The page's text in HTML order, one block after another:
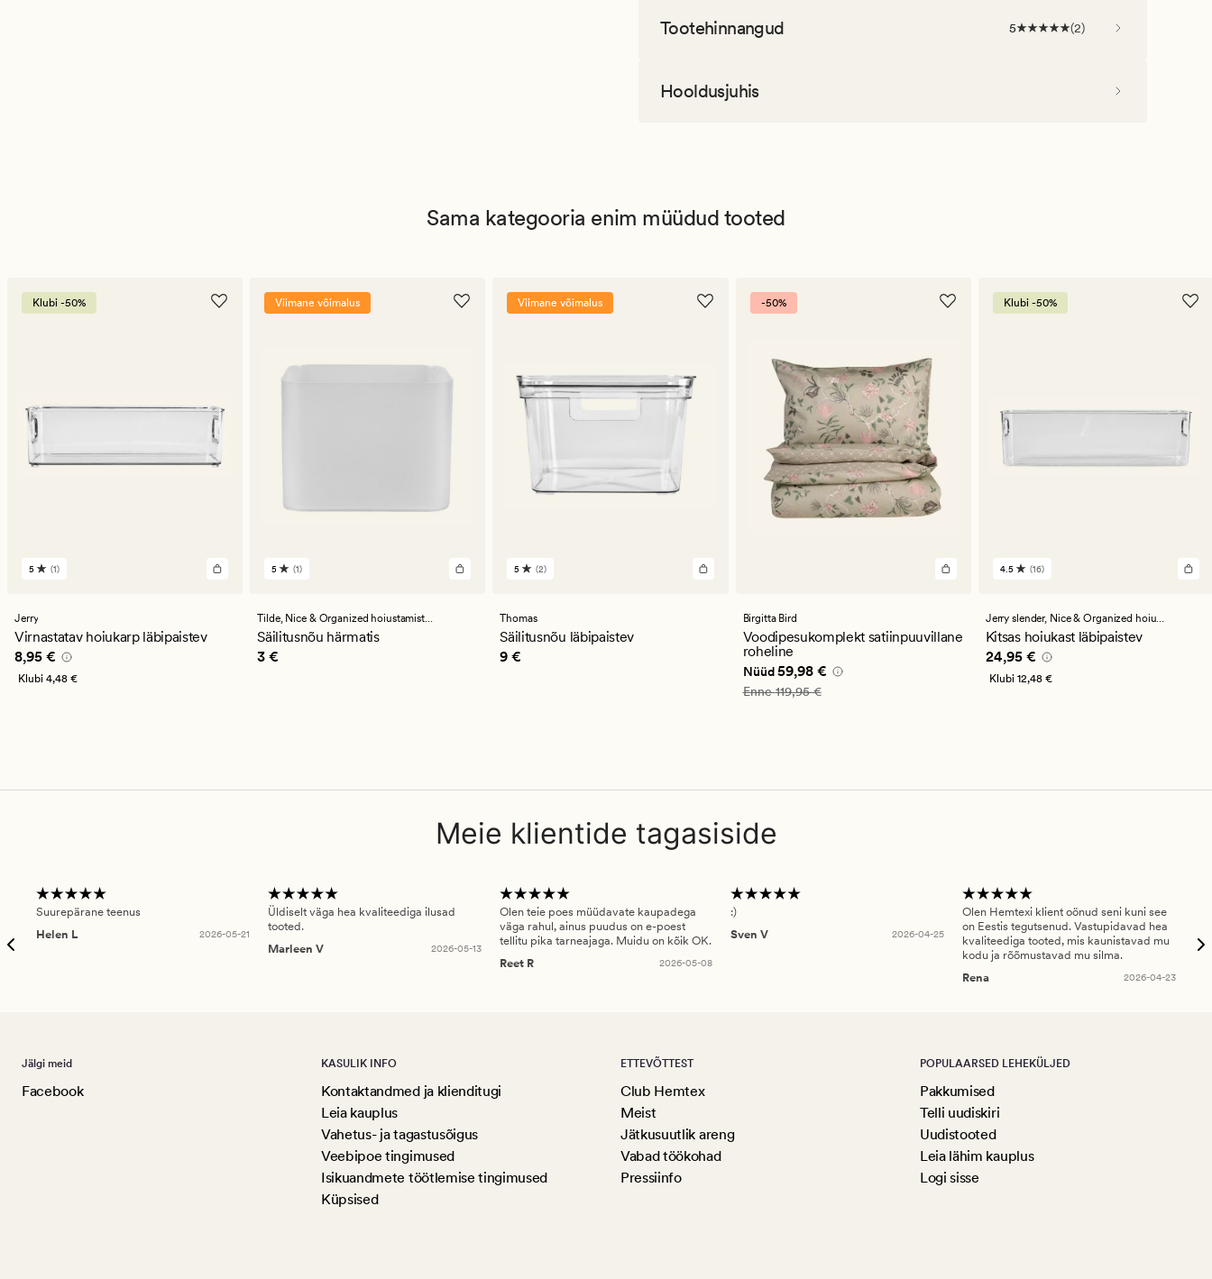
Tootehinnangud 5 (2)
Hooldusjuhis
Sama kategooria enim müüdud tooted
Klubi -50%
1
hinnanguga
5
5 (1)
Jerry
Virnastatav hoiukarp läbipaistev
Pris_ee 8,95 €
8,95 €
Klubi 4,48 €
Viimane võimalus
1
hinnanguga
5
5 (1)
Tilde, Nice & Organized hoiustamistooted
Säilitusnõu härmatis
Pris_ee
3 €
Viimane võimalus
2
hinnanguga
5
5 (2)
Thomas
Säilitusnõu läbipaistev
Pris_ee
9 €
-50%
Birgitta Bird
Voodipesukomplekt satiinpuuvillane
roheline
Nåværende pris_ee
Nüüd 59,98 €
Vanlig pris_ee
Enne119,95 €
Klubi -50%
16
hinnanguga
4.5
4.5 (16)
Jerry slender, Nice & Organized hoiustamistooted
Kitsas hoiukast läbipaistev
Pris_ee 24,95 €
24,95 €
Klubi 12,48 €
Meie klientide tagasiside
Suurepärane teenus
Helen L
2026-05-21
Üldiselt väga hea kvaliteediga ilusad
tooted.
Marleen V
2026-05-13
Olen teie poes müüdavate kaupadega
väga rahul, ainus puudus on e-poest
tellitu pika tarneajaga. Muidu on kõik OK.
Reet R
2026-05-08
:)
Sven V
2026-04-25
Olen Hemtexi klient oönud seni kuni see
on Eestis tegutsenud. Vastupidavad hea
kvaliteediga tooted, mis kaunistavad mu
kodu ja rõõmustavad mu silma.
Rena
2026-04-23
Jälgi meid
Facebook
KASULIK INFO
Kontaktandmed ja klienditugi
Leia kauplus
Vahetus- ja tagastusõigus
Veebipoe tingimused
Isikuandmete töötlemise tingimused
Küpsised
ETTEVÕTTEST
Club Hemtex
Meist
Jätkusuutlik areng
Vabad töökohad
Pressiinfo
POPULAARSED LEHEKÜLJED
Pakkumised
Telli uudiskiri
Uudistooted
Leia lähim kauplus
Logi sisse